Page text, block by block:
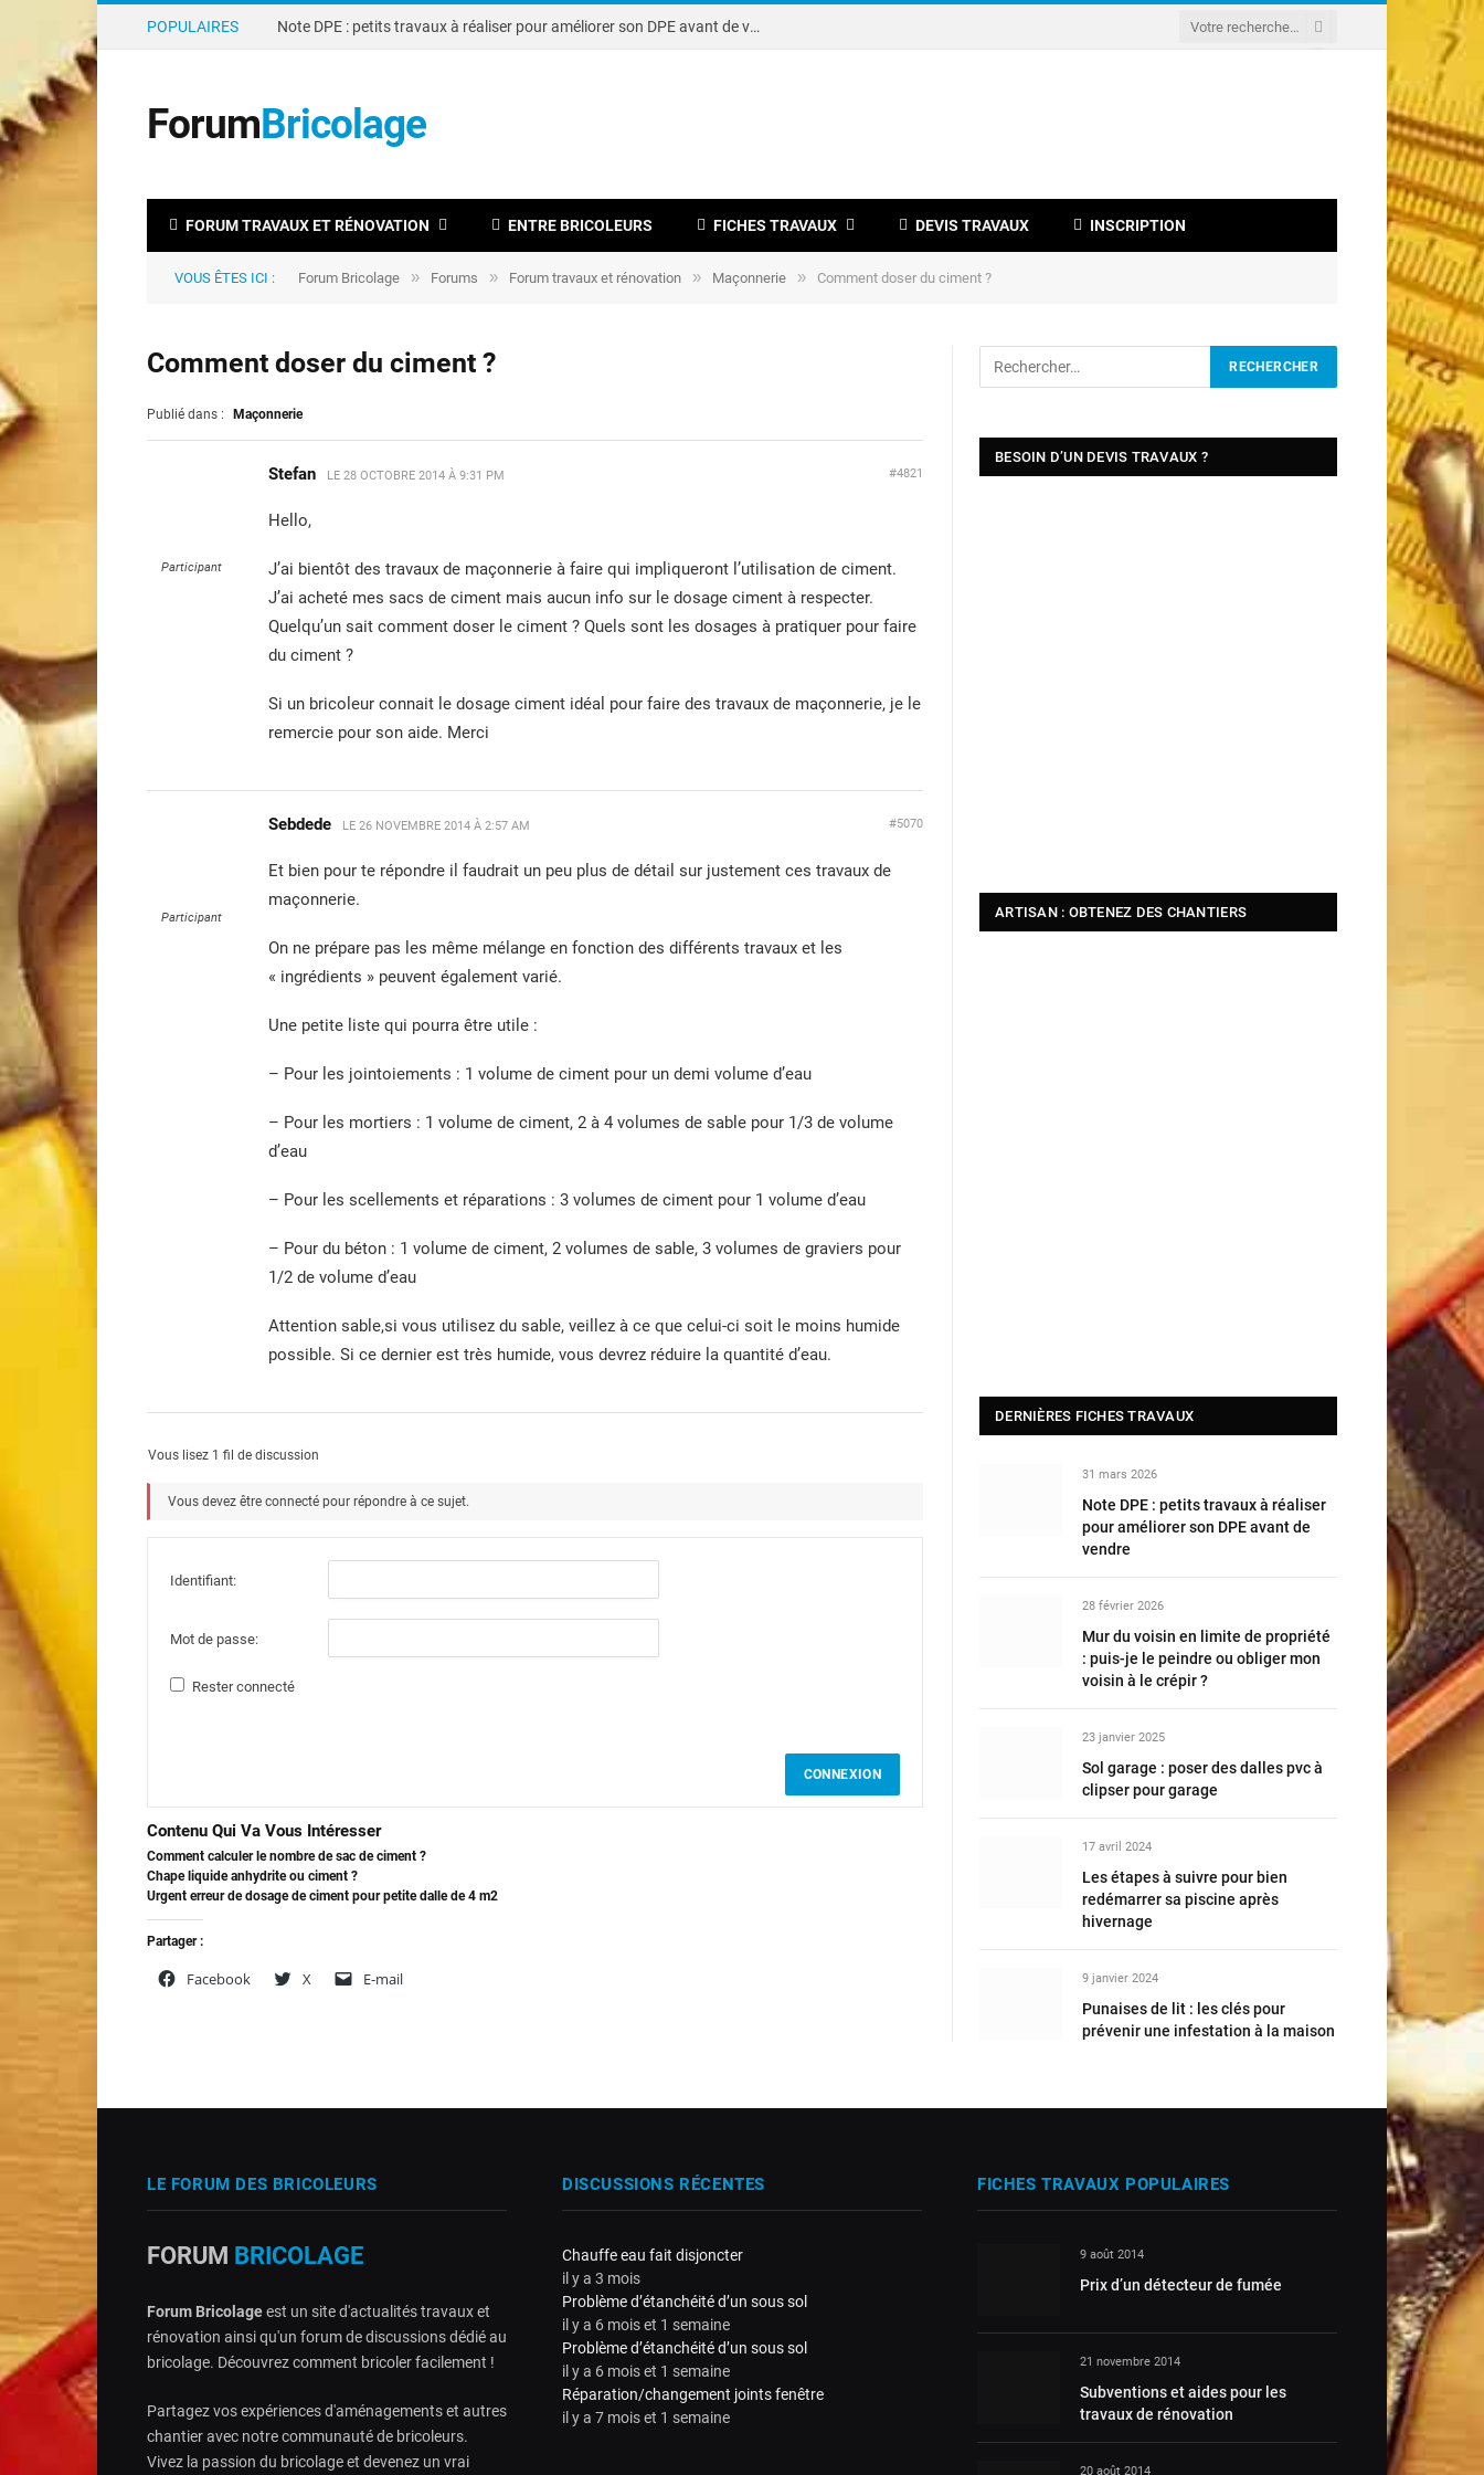
POPULAIRES Note DPE : petits travaux à réaliser pour améliorer son DPE avant de vendre
ForumBricolage
FORUM TRAVAUX ET RÉNOVATION ENTRE BRICOLEURS FICHES TRAVAUX DEVIS TRAVAUX INSCRIPTION
VOUS ÊTES ICI : Forum Bricolage » Forums » Forum travaux et rénovation » Maçonnerie » Comment doser du ciment ?
Comment doser du ciment ?
Publié dans : Maçonnerie
Participant
Stefan LE 28 OCTOBRE 2014 À 9:31 PM #4821
Hello,
J’ai bientôt des travaux de maçonnerie à faire qui impliqueront l’utilisation de ciment.
J’ai acheté mes sacs de ciment mais aucun info sur le dosage ciment à respecter.
Quelqu’un sait comment doser le ciment ? Quels sont les dosages à pratiquer pour faire
du ciment ?
Si un bricoleur connait le dosage ciment idéal pour faire des travaux de maçonnerie, je le
remercie pour son aide. Merci
Participant
Sebdede LE 26 NOVEMBRE 2014 À 2:57 AM #5070
Et bien pour te répondre il faudrait un peu plus de détail sur justement ces travaux de
maçonnerie.
On ne prépare pas les même mélange en fonction des différents travaux et les
« ingrédients » peuvent également varié.
Une petite liste qui pourra être utile :
– Pour les jointoiements : 1 volume de ciment pour un demi volume d’eau
– Pour les mortiers : 1 volume de ciment, 2 à 4 volumes de sable pour 1/3 de volume
d’eau
– Pour les scellements et réparations : 3 volumes de ciment pour 1 volume d’eau
– Pour du béton : 1 volume de ciment, 2 volumes de sable, 3 volumes de graviers pour
1/2 de volume d’eau
Attention sable,si vous utilisez du sable, veillez à ce que celui-ci soit le moins humide
possible. Si ce dernier est très humide, vous devrez réduire la quantité d’eau.
Vous lisez 1 fil de discussion
Vous devez être connecté pour répondre à ce sujet.
Identifiant:
Mot de passe:
Rester connecté
CONNEXION
Contenu Qui Va Vous Intéresser
Comment calculer le nombre de sac de ciment ?
Chape liquide anhydrite ou ciment ?
Urgent erreur de dosage de ciment pour petite dalle de 4 m2
Partager :
Facebook X E-mail
BESOIN D’UN DEVIS TRAVAUX ?
ARTISAN : OBTENEZ DES CHANTIERS
DERNIÈRES FICHES TRAVAUX
31 mars 2026
Note DPE : petits travaux à réaliser
pour améliorer son DPE avant de
vendre
28 février 2026
Mur du voisin en limite de propriété
: puis-je le peindre ou obliger mon
voisin à le crépir ?
23 janvier 2025
Sol garage : poser des dalles pvc à
clipser pour garage
17 avril 2024
Les étapes à suivre pour bien
redémarrer sa piscine après
hivernage
9 janvier 2024
Punaises de lit : les clés pour
prévenir une infestation à la maison
LE FORUM DES BRICOLEURS
FORUM BRICOLAGE
Forum Bricolageest un site d'actualités travaux et
rénovation ainsi qu'un forum de discussions dédié au
bricolage. Découvrez comment bricoler facilement !
Partagez vos expériences d'aménagements et autres
chantier avec notre communauté de bricoleurs.
Vivez la passion du bricolage et devenez un vrai
DISCUSSIONS RÉCENTES
Chauffe eau fait disjoncter
il y a 3 mois
Problème d’étanchéité d’un sous sol
il y a 6 mois et 1 semaine
Problème d’étanchéité d’un sous sol
il y a 6 mois et 1 semaine
Réparation/changement joints fenêtre
il y a 7 mois et 1 semaine
FICHES TRAVAUX POPULAIRES
9 août 2014
Prix d’un détecteur de fumée
21 novembre 2014
Subventions et aides pour les
travaux de rénovation
20 août 2014